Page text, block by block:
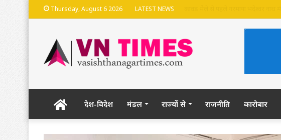
Thursday, August 6 2026 LATEST NEWS
Homeदेश-विदेश मंडल राज्यों से राजनीति कारोबार